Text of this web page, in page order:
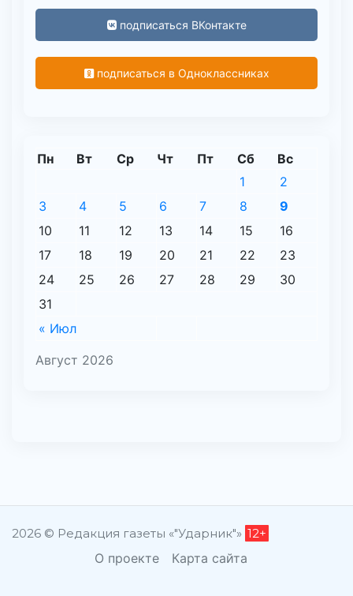
подписаться ВКонтакте
подписаться в Одноклассниках
Август 2026
Пн Вт Ср Чт Пт Сб Вс
« Июл
1
2
3
4 5 6 7 8
9
10
11 12 13 14 15
16
17
18 19 20 21 22
23
24
25 26 27 28 29
30
31
2026 © Редакция газеты «"Ударник"» 12+
О проекте Карта сайта